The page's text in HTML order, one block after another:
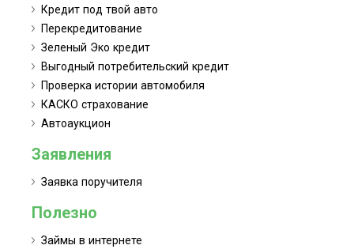
Кредит под твой авто
Перекредитование
Зеленый Эко кредит
Выгодный потребительский кредит
Проверка истории автомобиля
КАСКО страхование
Автоаукцион
Заявления
Заявка поручителя
Полезно
Займы в интернете